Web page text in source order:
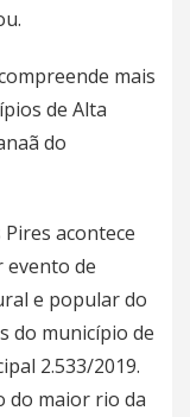
mais
de Alta
do
acontece
evento de
e popular do
do município de
2.533/2019.
do maior rio da